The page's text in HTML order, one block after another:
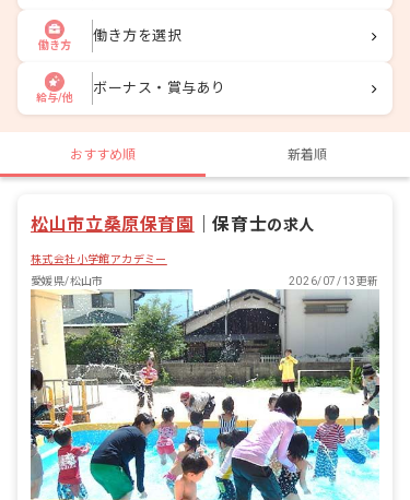
働き方
働き方を選択
給与/他
ボーナス・賞与あり
おすすめ順 新着順
松山市立桑原保育園 ｜保育士の求人
株式会社小学館アカデミー
愛媛県/松山市
2026/07/13更新